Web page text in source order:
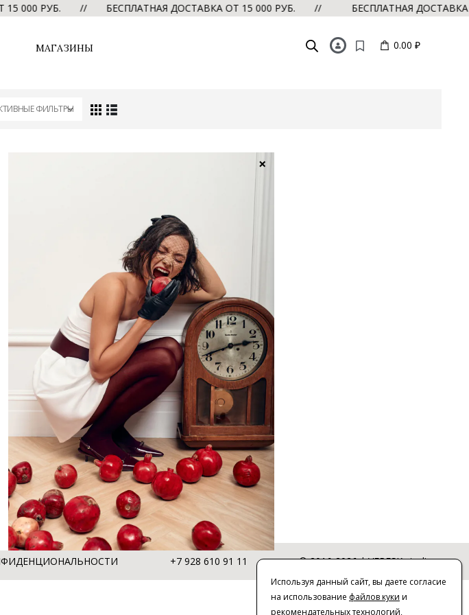
000 РУБ. // БЕСПЛАТНАЯ ДОСТАВКА ОТ 15 000 РУБ. // БЕСПЛАТНАЯ ДОСТАВКА
МАГАЗИНЫ 0.00 ₽
ФИЛЬТРЫ
+7 928 610 91 11 © 2016-2026 | VERESK studio
Используя данный сайт, вы даете согласие
на использование файлов куки и
рекомендательных технологий,
×